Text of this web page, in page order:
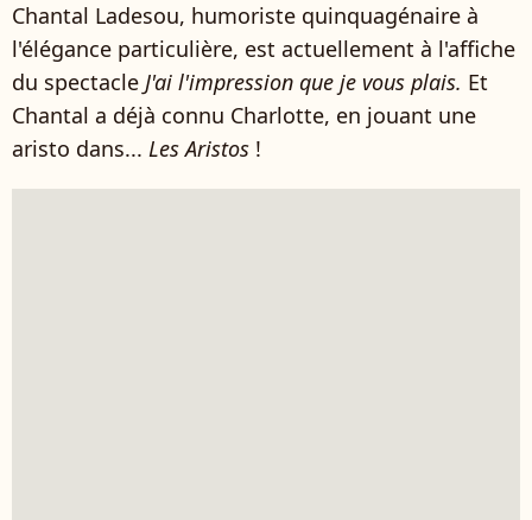
Chantal Ladesou, humoriste quinquagénaire à
l'élégance particulière, est actuellement à l'affiche
du spectacle J'ai l'impression que je vous plais. Et
Chantal a déjà connu Charlotte, en jouant une
aristo dans... Les Aristos !